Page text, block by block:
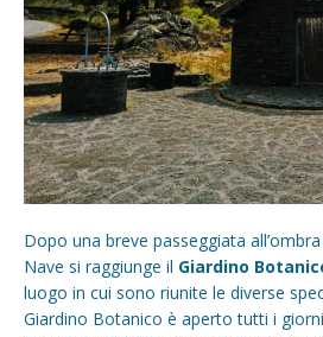
Dopo una breve passeggiata
Nave si raggiunge il Giardino
luogo in cui sono riunite le diverse
Giardino Botanico è aperto tutti i